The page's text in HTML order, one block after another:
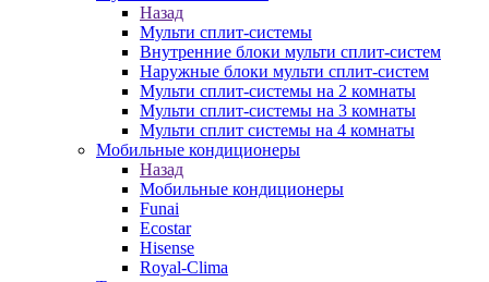
Назад
Мульти сплит-системы
Внутренние блоки мульти сплит-систем
Наружные блоки мульти сплит-систем
Мульти сплит-системы на 2 комнаты
Мульти сплит-системы на 3 комнаты
Мульти сплит системы на 4 комнаты
Мобильные кондиционеры
Назад
Мобильные кондиционеры
Funai
Ecostar
Hisense
Royal-Clima